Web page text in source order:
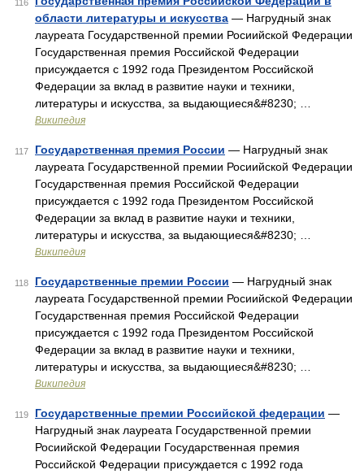
116
области литературы и искусства — Нагрудный знак
лауреата Государственной премии Росиийской Федерации
Государственная премия Российской Федерации
присуждается с 1992 года Президентом Российской
Федерации за вклад в развитие науки и техники,
литературы и искусства, за выдающиеся&#8230; …
Википедия
117 Государственная премия России — Нагрудный знак
лауреата Государственной премии Росиийской Федерации
Государственная премия Российской Федерации
присуждается с 1992 года Президентом Российской
Федерации за вклад в развитие науки и техники,
литературы и искусства, за выдающиеся&#8230; …
Википедия
118 Государственные премии России — Нагрудный знак
лауреата Государственной премии Росиийской Федерации
Государственная премия Российской Федерации
присуждается с 1992 года Президентом Российской
Федерации за вклад в развитие науки и техники,
литературы и искусства, за выдающиеся&#8230; …
Википедия
119 Государственные премии Российской федерации —
Нагрудный знак лауреата Государственной премии
Росиийской Федерации Государственная премия
Российской Федерации присуждается с 1992 года